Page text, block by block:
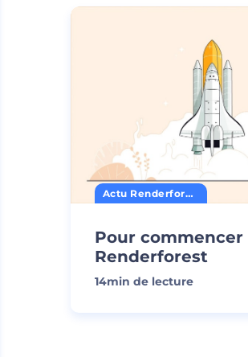
Actu Renderforest
Pour commencer
Renderforest
14min de lecture